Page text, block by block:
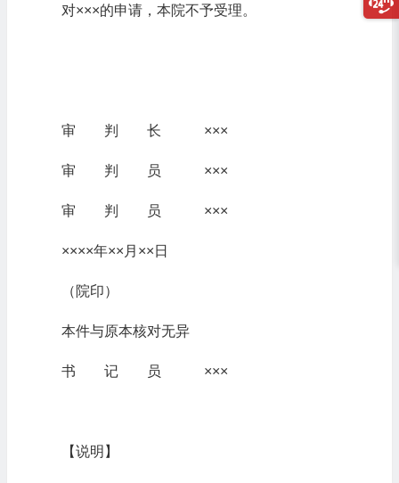
对×××的申请，本院不予受理。
审 判 长 ×××
审 判 员 ×××
审 判 员 ×××
××××年××月××日
（院印）
本件与原本核对无异
书 记 员 ×××
【说明】